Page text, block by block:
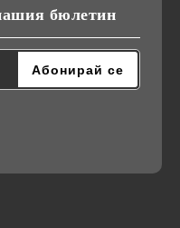
бюлетин